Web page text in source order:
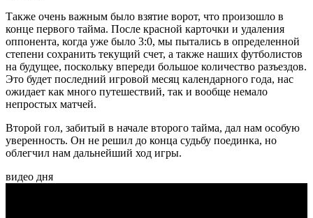
Также очень важным было взятие ворот, что произошло в
конце первого тайма. После красной карточки и удаления
оппонента, когда уже было 3:0, мы пытались в определенной
степени сохранить текущий счет, а также наших футболистов
на будущее, поскольку впереди большое количество разъездов.
Это будет последний игровой месяц календарного года, нас
ожидает как много путешествий, так и вообще немало
непростых матчей.
Второй гол, забитый в начале второго тайма, дал нам особую
уверенность. Он не решил до конца судьбу поединка, но
облегчил нам дальнейший ход игры.
видео дня